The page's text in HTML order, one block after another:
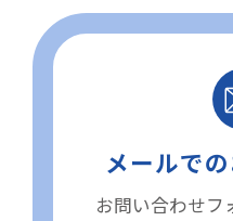
メールで
お問い合わせフ